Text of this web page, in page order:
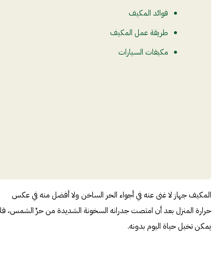
فوائد المكيف
طريقة عمل المكيف
مكيفات السيارات
المكيف جهاز لا غنى عنه في أجواء الحر الساخن ولا أفضل منه في عكس
حرارة المنزل بعد أن امتصت جدرانه السخونة الشديدة من حرِّ الشمس،
يمكن تخيل حياة اليوم بدونه.